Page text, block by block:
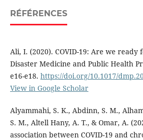
RÉFÉRENCES
Ali, I. (2020). COVID-19: Are we ready
Disaster Medicine and Public Health
e16-e18. https://doi.org/10.1017/
View in Google Scholar
Alyammahi, S. K., Abdinn, S. M.,
S. M., Altell Hany, A. T., & Omar, A.
association between COVID-19 and